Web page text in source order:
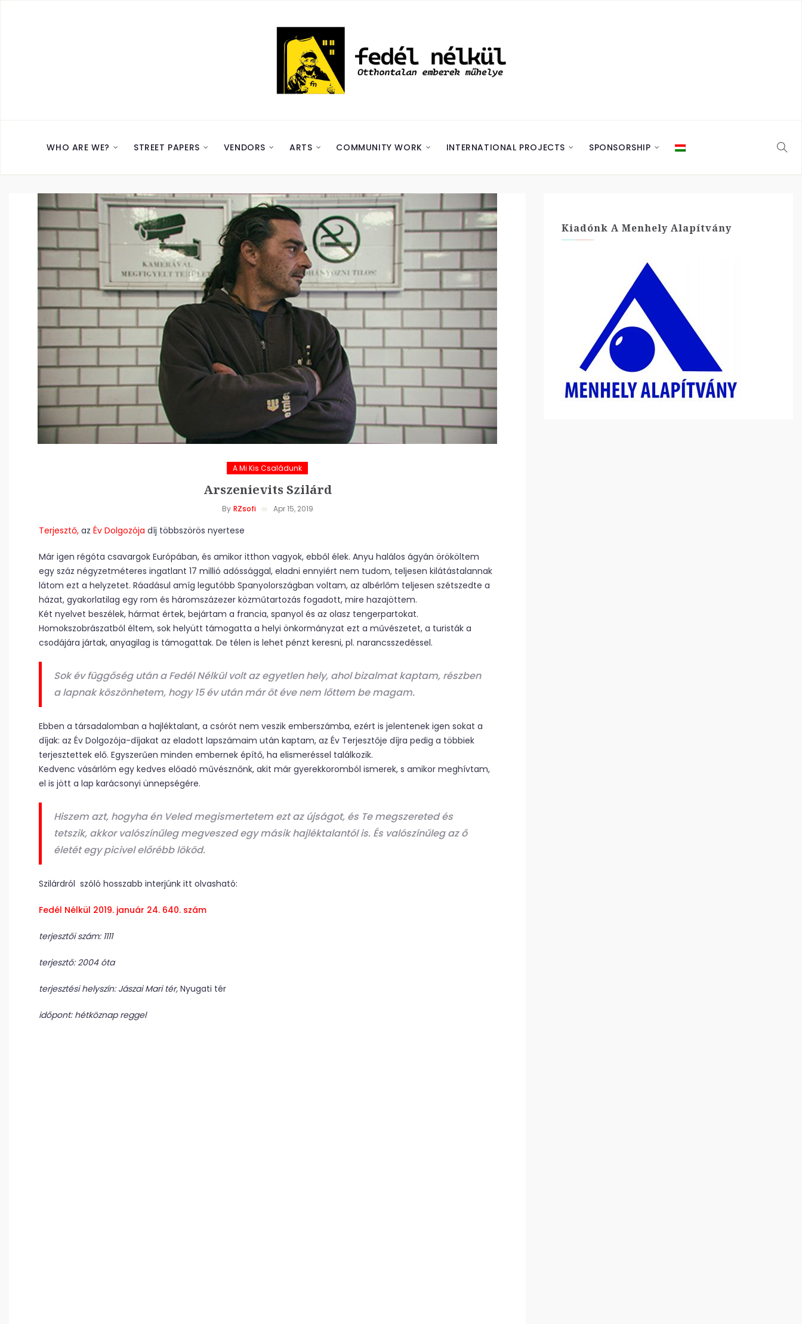
WHO ARE WE? STREET PAPERS VENDORS ARTS COMMUNITY WORK INTERNATIONAL PROJECTS SPONSORSHIP
A Mi Kis Családunk
Arszenievits Szilárd
By RZsofi Apr 15, 2019
Terjesztő, az Év Dolgozója díj többszörös nyertese
Már igen régóta csavargok Európában, és amikor itthon vagyok, ebből élek. Anyu halálos ágyán örököltem
egy száz négyzetméteres ingatlant 17 millió adóssággal, eladni ennyiért nem tudom, teljesen kilátástalannak
látom ezt a helyzetet. Ráadásul amíg legutóbb Spanyolországban voltam, az albérlőm teljesen szétszedte a
házat, gyakorlatilag egy rom és háromszázezer közműtartozás fogadott, mire hazajöttem.
Két nyelvet beszélek, hármat értek, bejártam a francia, spanyol és az olasz tengerpartokat.
Homokszobrászatból éltem, sok helyütt támogatta a helyi önkormányzat ezt a művészetet, a turisták a
csodájára jártak, anyagilag is támogattak. De télen is lehet pénzt keresni, pl. narancsszedéssel.
Sok év függőség után a Fedél Nélkül volt az egyetlen hely, ahol bizalmat kaptam, részben
a lapnak köszönhetem, hogy 15 év után már öt éve nem lőttem be magam.
Ebben a társadalomban a hajléktalant, a csórót nem veszik emberszámba, ezért is jelentenek igen sokat a
díjak: az Év Dolgozója-díjakat az eladott lapszámaim után kaptam, az Év Terjesztője díjra pedig a többiek
terjesztettek elő. Egyszerűen minden embernek építő, ha elismeréssel találkozik.
Kedvenc vásárlóm egy kedves előadó művésznőnk, akit már gyerekkoromból ismerek, s amikor meghívtam,
el is jött a lap karácsonyi ünnepségére.
Hiszem azt, hogyha én Veled megismertetem ezt az újságot, és Te megszereted és
tetszik, akkor valószínűleg megveszed egy másik hajléktalantól is. És valószínűleg az ő
életét egy picivel előrébb lököd.
Szilárdról szóló hosszabb interjúnk itt olvasható:
Fedél Nélkül 2019. január 24. 640. szám
terjesztői szám: 1111
terjesztő: 2004 óta
terjesztési helyszín: Jászai Mari tér, Nyugati tér
időpont: hétköznap reggel
Kiadónk A Menhely Alapítvány